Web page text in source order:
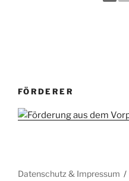
FÖRDERER
Datenschutz & Impressum